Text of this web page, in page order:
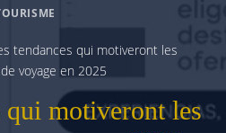
tendances qui motiveront les
voyage en 2025
qui motiveront les